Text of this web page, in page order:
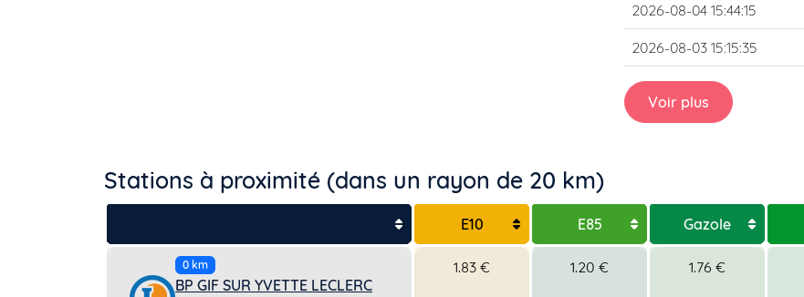
2026-08-04 15:44:15
2026-08-03 15:15:35
Voir plus
Stations à proximité (dans un rayon de 20 km)
E10 E85 Gazole
0 km
BP GIF SUR YVETTE LECLERC
1.83 € 1.20 € 1.76 €